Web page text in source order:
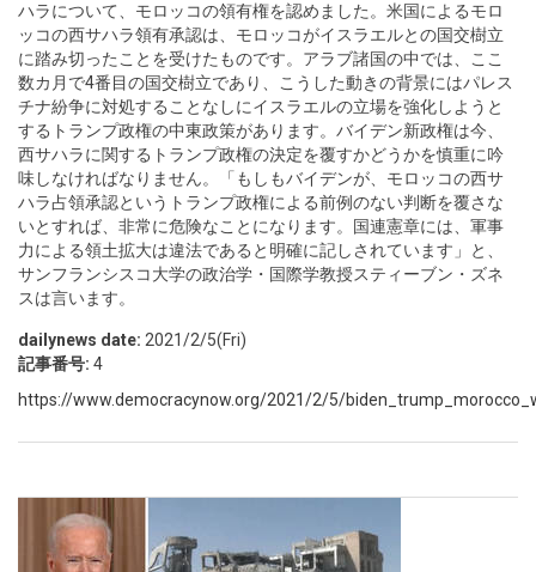
ハラについて、モロッコの領有権を認めました。米国によるモロ
ッコの西サハラ領有承認は、モロッコがイスラエルとの国交樹立
に踏み切ったことを受けたものです。アラブ諸国の中では、ここ
数カ月で4番目の国交樹立であり、こうした動きの背景にはパレス
チナ紛争に対処することなしにイスラエルの立場を強化しようと
するトランプ政権の中東政策があります。バイデン新政権は今、
西サハラに関するトランプ政権の決定を覆すかどうかを慎重に吟
味しなければなりません。「もしもバイデンが、モロッコの西サ
ハラ占領承認というトランプ政権による前例のない判断を覆さな
いとすれば、非常に危険なことになります。国連憲章には、軍事
力による領土拡大は違法であると明確に記しされています」と、
サンフランシスコ大学の政治学・国際学教授スティーブン・ズネ
スは言います。
dailynews date: 2021/2/5(Fri)
記事番号: 4
https://www.democracynow.org/2021/2/5/